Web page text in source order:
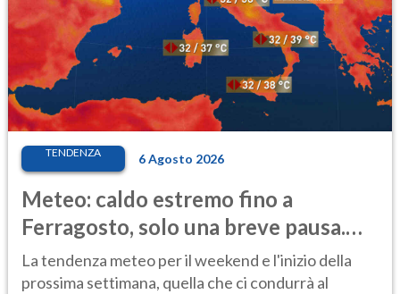
TENDENZA 6 Agosto 2026
Meteo: caldo estremo fino a
Ferragosto, solo una breve pausa.
Ecco dove
La tendenza meteo per il weekend e l'inizio della
prossima settimana, quella che ci condurrà al